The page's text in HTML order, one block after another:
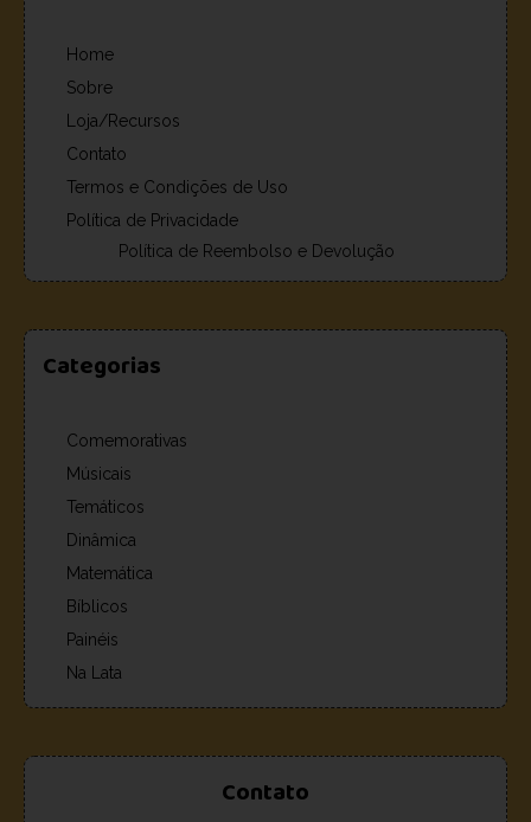
Home
Sobre
Loja/Recursos
Contato
Termos e Condições de Uso
Política de Privacidade
Política de Reembolso e Devolução
Categorias
Comemorativas
Músicais
Temáticos
Dinâmica
Matemática
Bíblicos
Painéis
Na Lata
Contato